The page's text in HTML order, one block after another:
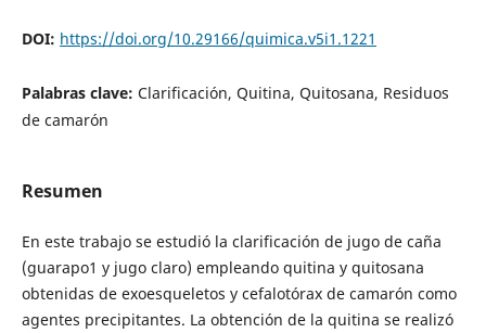
DOI: https://doi.org/10.29166/quimica.v5i1.1221
Palabras clave: Clarificación, Quitina, Quitosana, Residuos
de camarón
Resumen
En este trabajo se estudió la clarificación de jugo de caña
(guarapo1 y jugo claro) empleando quitina y quitosana
obtenidas de exoesqueletos y cefalotórax de camarón como
agentes precipitantes. La obtención de la quitina se realizó